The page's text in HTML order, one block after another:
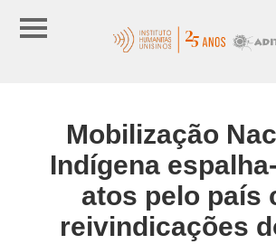
Mobilização
Indígena
atos pelo país
reivindicações